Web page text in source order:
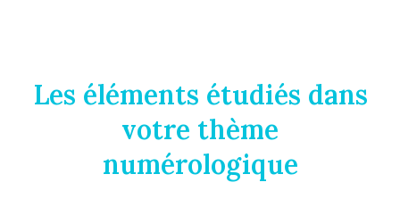
Les éléments étudiés dans
votre thème
numérologique